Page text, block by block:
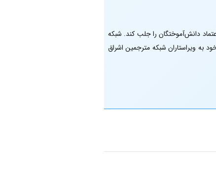
دانش‌آموختگان را جلب کند. شبکه
به ویراستاران شبکه مترجمین اشراق